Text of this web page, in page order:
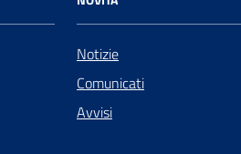
Notizie
Comunicati
Avvisi